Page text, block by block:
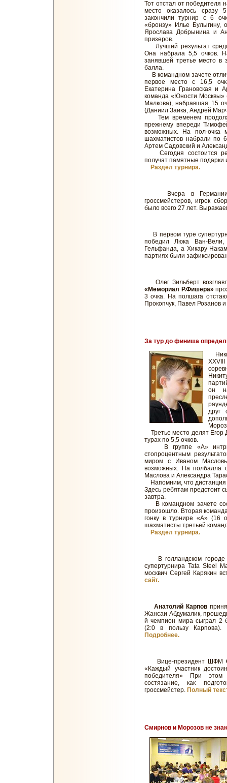
Тот отстал от победителя
место оказалось сразу
закончили турнир с 6
«бронзу» Илье Булыгину,
Ярослава Добрынина и
призеров.
Лучший результат
Она набрала 5,5 очков.
занявшей третье место в
балла.
В командном зачете
первое место с 16,5
Екатерина Грановская и
команда «Юности
Малкова), набравшая 15
(Даниил Заика, Андрей
Тем временем
прежнему впереди
возможных. На пол-очка
шахматистов набрали по
Артем Садовский и
Сегодня состоится
получат памятные подарки
Раздел турнира.
Вчера в Германии
гроссмейстеров, игрок
было всего 27 лет.
В первом туре
победил Люка Ван-
Гельфанда, а Хикару
партиях были
Олег Зильберт
«Мемориал Р.Фишера»
3 очка. На полшага
Прокопчук, Павел Розанов
За тур до финиша
он
друг
Третье место делят
турах по 5,5 очков.
В группе «А»
стопроцентным
миром с Иваном
возможных. На полбалла
Маслова и Александра
Напомним, что дистанция
Здесь ребятам предстоит
завтра.
В командном зачете
произошло. Вторая
гонку в турнире «А» (16
шахматисты третьей
Раздел турнира.
В голландском
супертурнира Tata Steel
москвич Сергей Карякин
сайт.
Анатолий Карпов
Жансаи Абдумалик,
й чемпион мира сыграл 2
(2:0 в пользу
Подробнее.
Вице-президент ШФМ
«Каждый участник
победителя» При этом
состязание, как
гроссмейстер. Полный
Смирнов и Морозов не